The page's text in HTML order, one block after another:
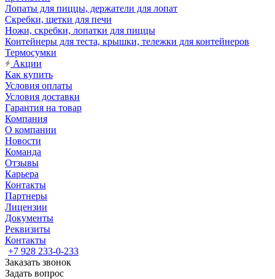
Лопаты для пиццы, держатели для лопат
Скребки, щетки для печи
Ножи, скребки, лопатки для пиццы
Контейнеры для теста, крышки, тележки для контейнеров
Термосумки
Акции
Как купить
Условия оплаты
Условия доставки
Гарантия на товар
Компания
О компании
Новости
Команда
Отзывы
Карьера
Контакты
Партнеры
Лицензии
Документы
Реквизиты
Контакты
+7 928 233-0-233
Заказать звонок
Задать вопрос